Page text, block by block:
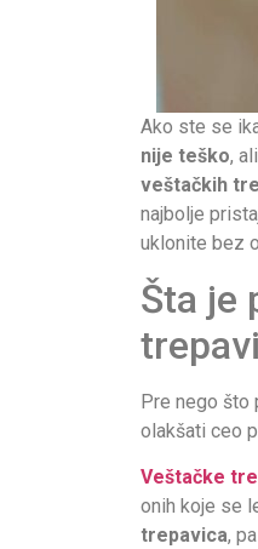
Ako ste se
nije teško,
veštačkih
najbolje
uklonite bez
Šta je
Pre nego što
olakšati ceo
Veštačke
onih koje se
trepavica,